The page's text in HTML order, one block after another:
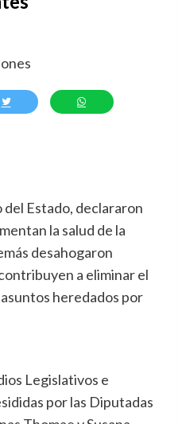
Estado, declararon
la salud de la
desahogaron
a eliminar el
heredados por
Legislativos e
por las Diputadas